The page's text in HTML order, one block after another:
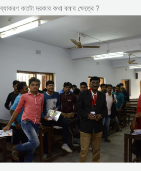
ব্যাকরণ কতটা দরকার কথা বলার ক্ষেত্রে ?